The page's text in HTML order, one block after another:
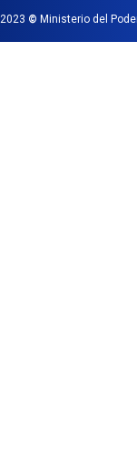
2023 © Ministerio del